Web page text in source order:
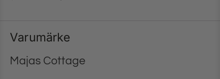
Varumärke
Majas Cottage